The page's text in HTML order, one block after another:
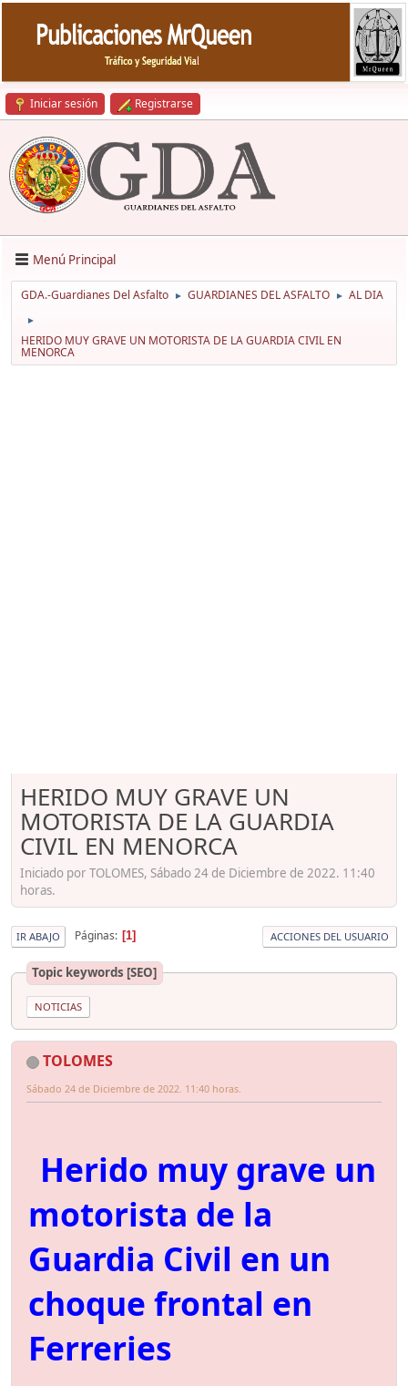
Iniciar sesión Registrarse
Menú Principal
GDA.-Guardianes Del Asfalto ► GUARDIANES DEL ASFALTO ► AL DIA
►
HERIDO MUY GRAVE UN MOTORISTA DE LA GUARDIA CIVIL EN
MENORCA
HERIDO MUY GRAVE UN
MOTORISTA DE LA GUARDIA
CIVIL EN MENORCA
Iniciado por TOLOMES, Sábado 24 de Diciembre de 2022. 11:40
horas.
IR ABAJO Páginas 1 ACCIONES DEL USUARIO
Topic keywords [SEO]
NOTICIAS
TOLOMES
Sábado 24 de Diciembre de 2022. 11:40 horas.
Herido muy grave un
motorista de la
Guardia Civil en un
choque frontal en
Ferreries